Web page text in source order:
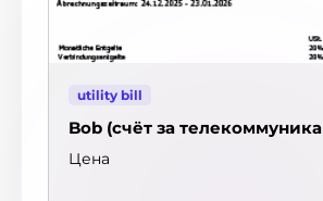
utility bill
Bob (счёт за
Цена